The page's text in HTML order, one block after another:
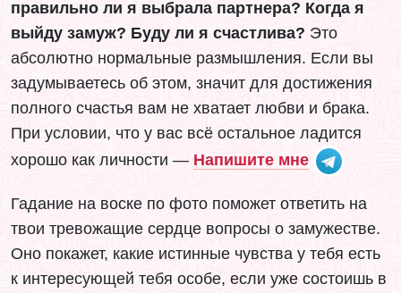
правильно ли я выбрала партнера? Когда я
выйду замуж? Буду ли я счастлива? Это
абсолютно нормальные размышления. Если вы
задумываетесь об этом, значит для достижения
полного счастья вам не хватает любви и брака.
При условии, что у вас всё остальное ладится
хорошо как личности — Напишите мне
Гадание на воске по фото поможет ответить на
твои тревожащие сердце вопросы о замужестве.
Оно покажет, какие истинные чувства у тебя есть
к интересующей тебя особе, если уже состоишь в